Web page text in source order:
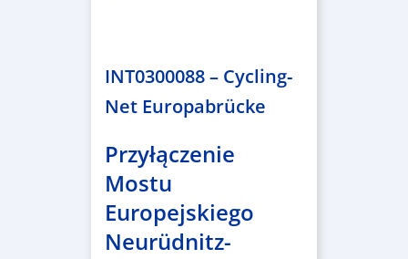
INT0300088 – Cycling-
Net Europabrücke
Przyłączenie
Mostu
Europejskiego
Neurüdnitz-